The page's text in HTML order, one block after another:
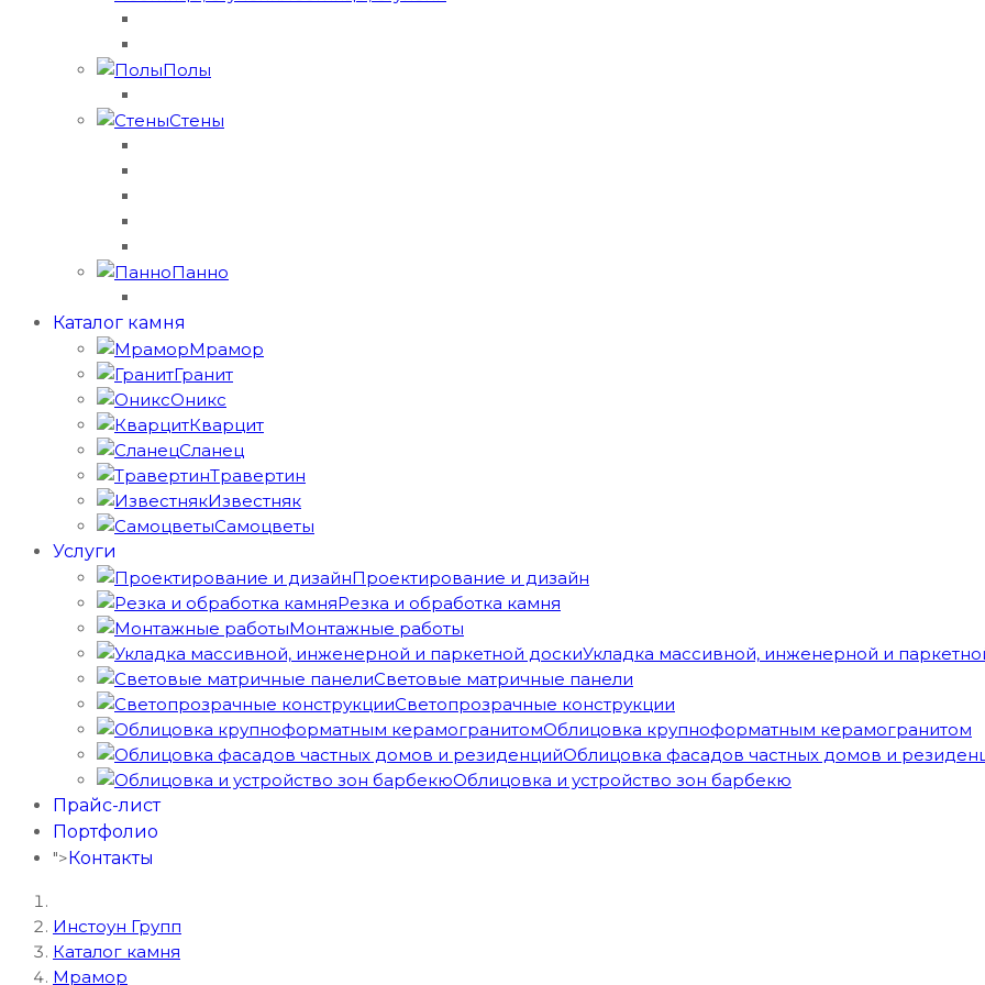
Полы
Стены
Панно
Каталог камня
Мрамор
Гранит
Оникс
Кварцит
Сланец
Травертин
Известняк
Самоцветы
Услуги
Проектирование и дизайн
Резка и обработка камня
Монтажные работы
Укладка массивной, инженерной и
Световые матричные панели
Светопрозрачные конструкции
Облицовка крупноформатным керамогранитом
Облицовка фасадов частных домов и
Облицовка и устройство зон барбекю
Прайс-лист
Портфолио
">Контакты
Инстоун Групп
Каталог камня
Мрамор